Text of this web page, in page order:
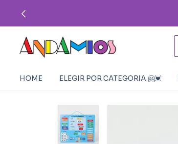
HOME ELEGIR POR CATEGORIA 🤗💓